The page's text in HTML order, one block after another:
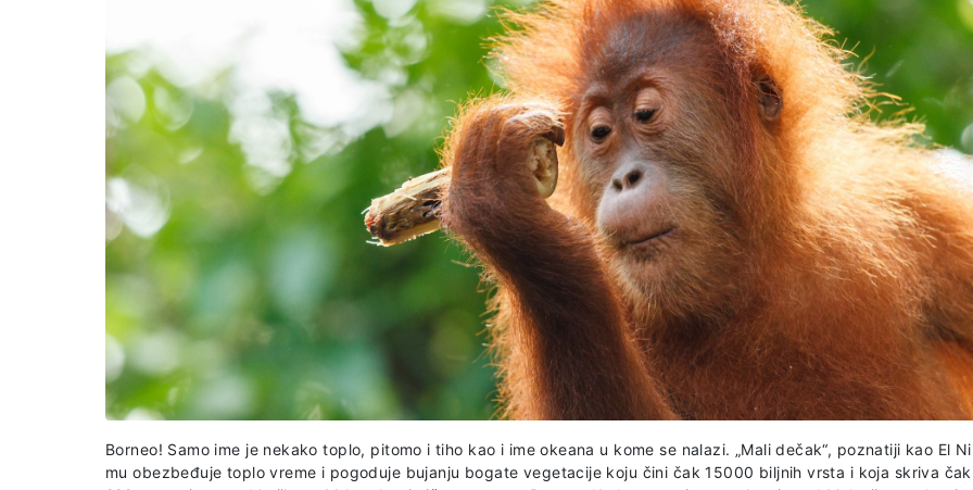
Borneo! Samo ime je nekako toplo, pitomo i tiho kao i ime okeana u kome se nalazi. „Mali dečak“, poznatiji kao El
mu obezbeđuje toplo vreme i pogoduje bujanju bogate vegetacije koju čini čak 15000 biljnih vrsta i koja skriva čak